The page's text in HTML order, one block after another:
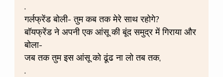
.
गर्लफ्रेंड बोली- तुम कब तक मेरे साथ रहोगे?
बॉयफ्रेंड ने अपनी एक आंसू की बूंद समुद्र में गिराया और
बोला-
जब तक तुम इस आंसू को ढूंढ ना लो तब तक,
.